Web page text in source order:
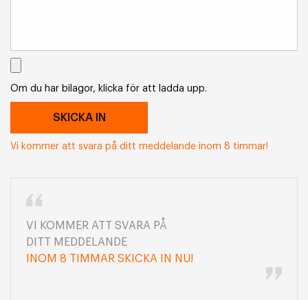
Om du har bilagor, klicka för att ladda upp.
Vi kommer att svara på ditt meddelande inom 8 timmar!
VI KOMMER ATT SVARA PÅ
DITT MEDDELANDE
INOM 8 TIMMAR SKICKA IN NU!